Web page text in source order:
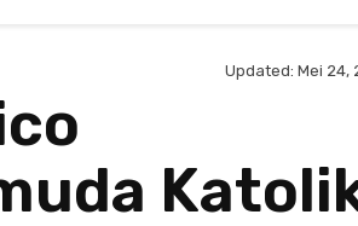
Updated: Mei 24,